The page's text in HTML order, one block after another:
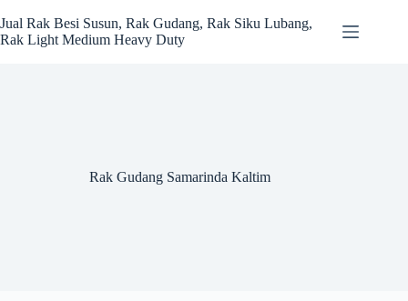
to
content
Jual Rak Besi Susun, Rak Gudang, Rak Siku Lubang,
Rak Light Medium Heavy Duty
Rak Gudang Samarinda Kaltim